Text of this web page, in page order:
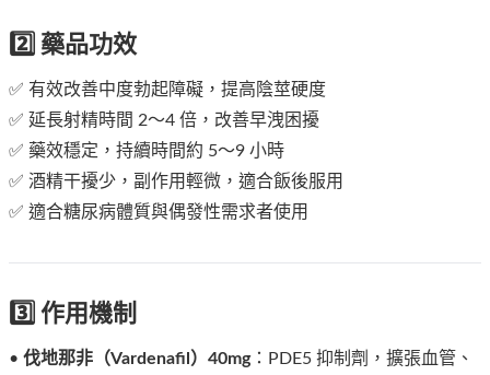
2️⃣ 藥品功效
✅ 有效改善中度勃起障礙，提高陰莖硬度
✅ 延長射精時間 2～4 倍，改善早洩困擾
✅ 藥效穩定，持續時間約 5～9 小時
✅ 酒精干擾少，副作用輕微，適合飯後服用
✅ 適合糖尿病體質與偶發性需求者使用
3️⃣ 作用機制
• 伐地那非（Vardenafil）40mg：PDE5 抑制劑，擴張血管、